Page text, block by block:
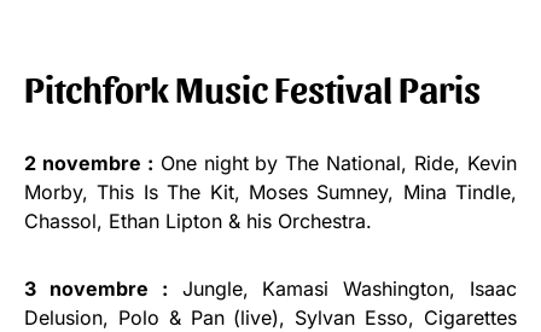
Pitchfork Music Festival Paris
2 novembre : One night by The National, Ride, Kevin
Morby, This Is The Kit, Moses Sumney, Mina Tindle,
Chassol, Ethan Lipton & his Orchestra.
3 novembre : Jungle, Kamasi Washington, Isaac
Delusion, Polo & Pan (live), Sylvan Esso, Cigarettes